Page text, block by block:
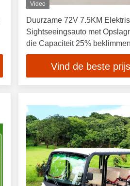
Video
Duurzame 72V 7.5KM
Sightseeingsauto met
die Capaciteit 25% beklimmen
Vind de beste prijs